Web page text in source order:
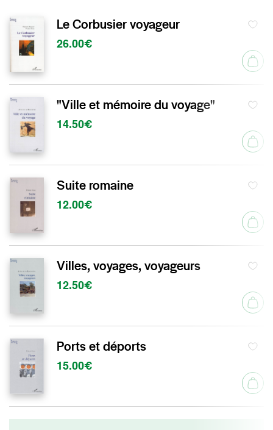
Le Corbusier voyageur
26.00€
"Ville et mémoire du voyage"
14.50€
Suite romaine
12.00€
Villes, voyages, voyageurs
12.50€
Ports et déports
15.00€